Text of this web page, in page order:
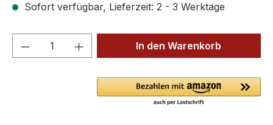
Sofort verfügbar, Lieferzeit: 2 - 3 Werktage
Produkt Anzahl: Gib denIn den Warenkorb